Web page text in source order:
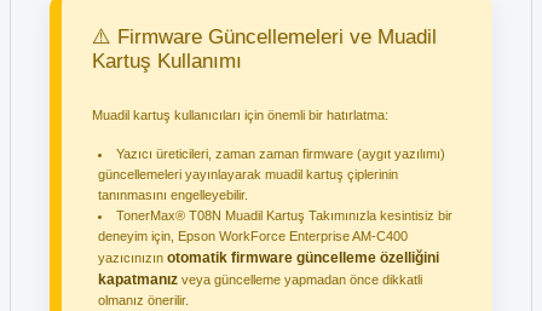
⚠️ Firmware Güncellemeleri ve Muadil
Kartuş Kullanımı
Muadil kartuş kullanıcıları için önemli bir hatırlatma:
Yazıcı üreticileri, zaman zaman firmware (aygıt yazılımı)
güncellemeleri yayınlayarak muadil kartuş çiplerinin
tanınmasını engelleyebilir.
TonerMax® T08N Muadil Kartuş Takımınızla kesintisiz bir
deneyim için, Epson WorkForce Enterprise AM-C400
yazıcınızın otomatik firmware güncelleme özelliğini
kapatmanız veya güncelleme yapmadan önce dikkatli
olmanız önerilir.